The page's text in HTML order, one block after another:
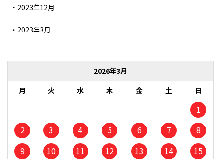
2023年12月
2023年3月
2026年3月
月
火 水 木 金 土 日
1
2
3 4 5 6 7
8
9
10 11 12 13 14 15